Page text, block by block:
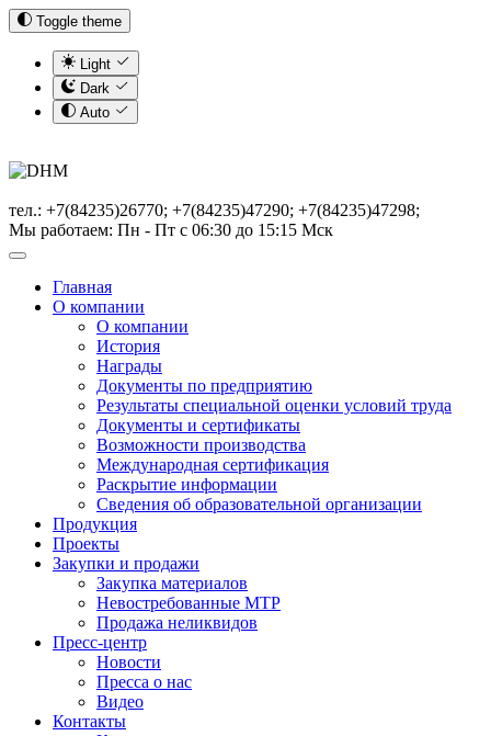
Toggle theme
Light
Dark
Auto
тел.: +7(84235)26770; +7(84235)47290; +7(84235)47298;
Мы работаем: Пн - Пт с 06:30 до 15:15 Мск
Главная
О компании
О компании
История
Награды
Документы по предприятию
Результаты специальной оценки условий труда
Документы и сертификаты
Возможности производства
Международная сертификация
Раскрытие информации
Сведения об образовательной организации
Продукция
Проекты
Закупки и продажи
Закупка материалов
Невостребованные МТР
Продажа неликвидов
Пресс-центр
Новости
Пресса о нас
Видео
Контакты